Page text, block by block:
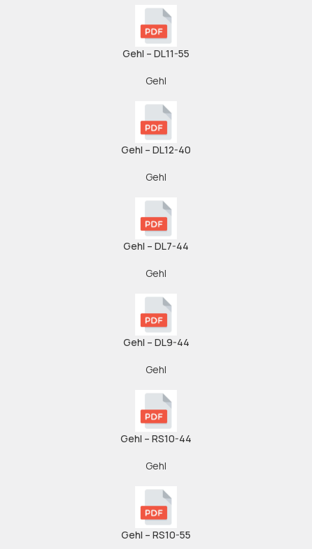
Gehl – DL11-55
Gehl
Gehl – DL12-40
Gehl
Gehl – DL7-44
Gehl
Gehl – DL9-44
Gehl
Gehl – RS10-44
Gehl
Gehl – RS10-55